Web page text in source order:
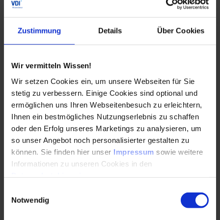
Zustimmung Details Über Cookies
Wir vermitteln Wissen!
Wir setzen Cookies ein, um unsere Webseiten für Sie
stetig zu verbessern. Einige Cookies sind optional und
ermöglichen uns Ihren Webseitenbesuch zu erleichtern,
Ihnen ein bestmögliches Nutzungserlebnis zu schaffen
oder den Erfolg unseres Marketings zu analysieren, um
so unser Angebot noch personalisierter gestalten zu
können. Sie finden hier unser Impressum sowie weitere
Informationen zu unseren Cookies in den
Notwendig
Sie erhalten Grundlagenwissen zum Einsatz von
Simulationen in der Fertigungstechnik.
Sie erfahren, wie Sie Simulationsergebnisse
nutzen.
Sie hören, welche neuen Möglichkeiten Künstliche
Intelligenz in verschiedenen Anwendungsfeldern der
Fertigungstechnik eröffnet.
Schwerpunkte der Veranstaltung
Der Spezialtag „Numerische Simulation und KI in der